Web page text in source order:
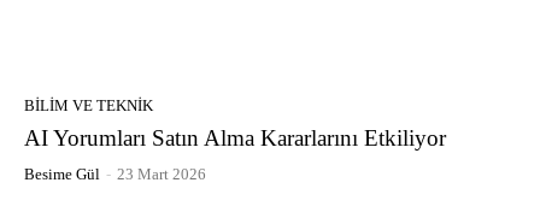
BILIM VE TEKNIK
AI Yorumları Satın Alma Kararlarını Etkiliyor
Besime Gül - 23 Mart 2026